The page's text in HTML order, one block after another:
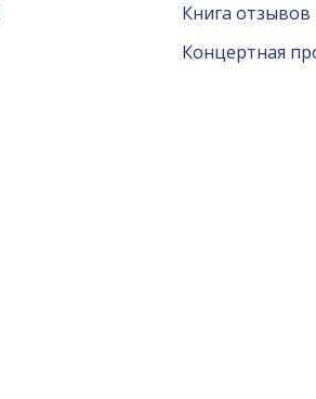
Книга
Концертная